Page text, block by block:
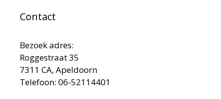
Contact
Bezoek adres:
Roggestraat 35
7311 CA, Apeldoorn
Telefoon: 06-52114401